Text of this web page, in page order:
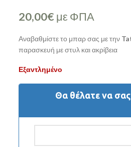
20,00€ με ΦΠΑ
Αναβαθμίστε το μπαρ σας με την
παρασκευή με στυλ και ακρίβεια
Εξαντλημένο
Θα θέλατε να